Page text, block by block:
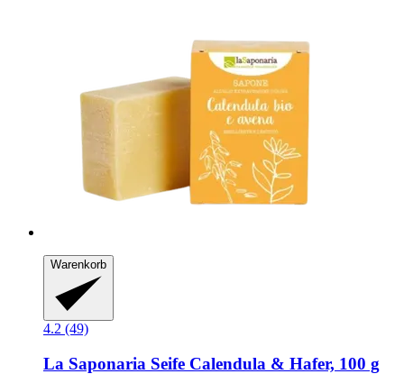
Warenkorb
4.2 (49)
La Saponaria Seife Calendula & Hafer, 100 g